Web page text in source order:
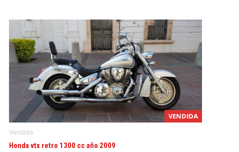
VENDIDA
Vendida
Honda vtx retro 1300 cc año 2009